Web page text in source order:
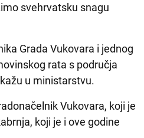
svehrvatsku snagu
Grada Vukovara i jednog
rata s područja
u ministarstvu.
Vukovara, koji je
koji je i ove godine